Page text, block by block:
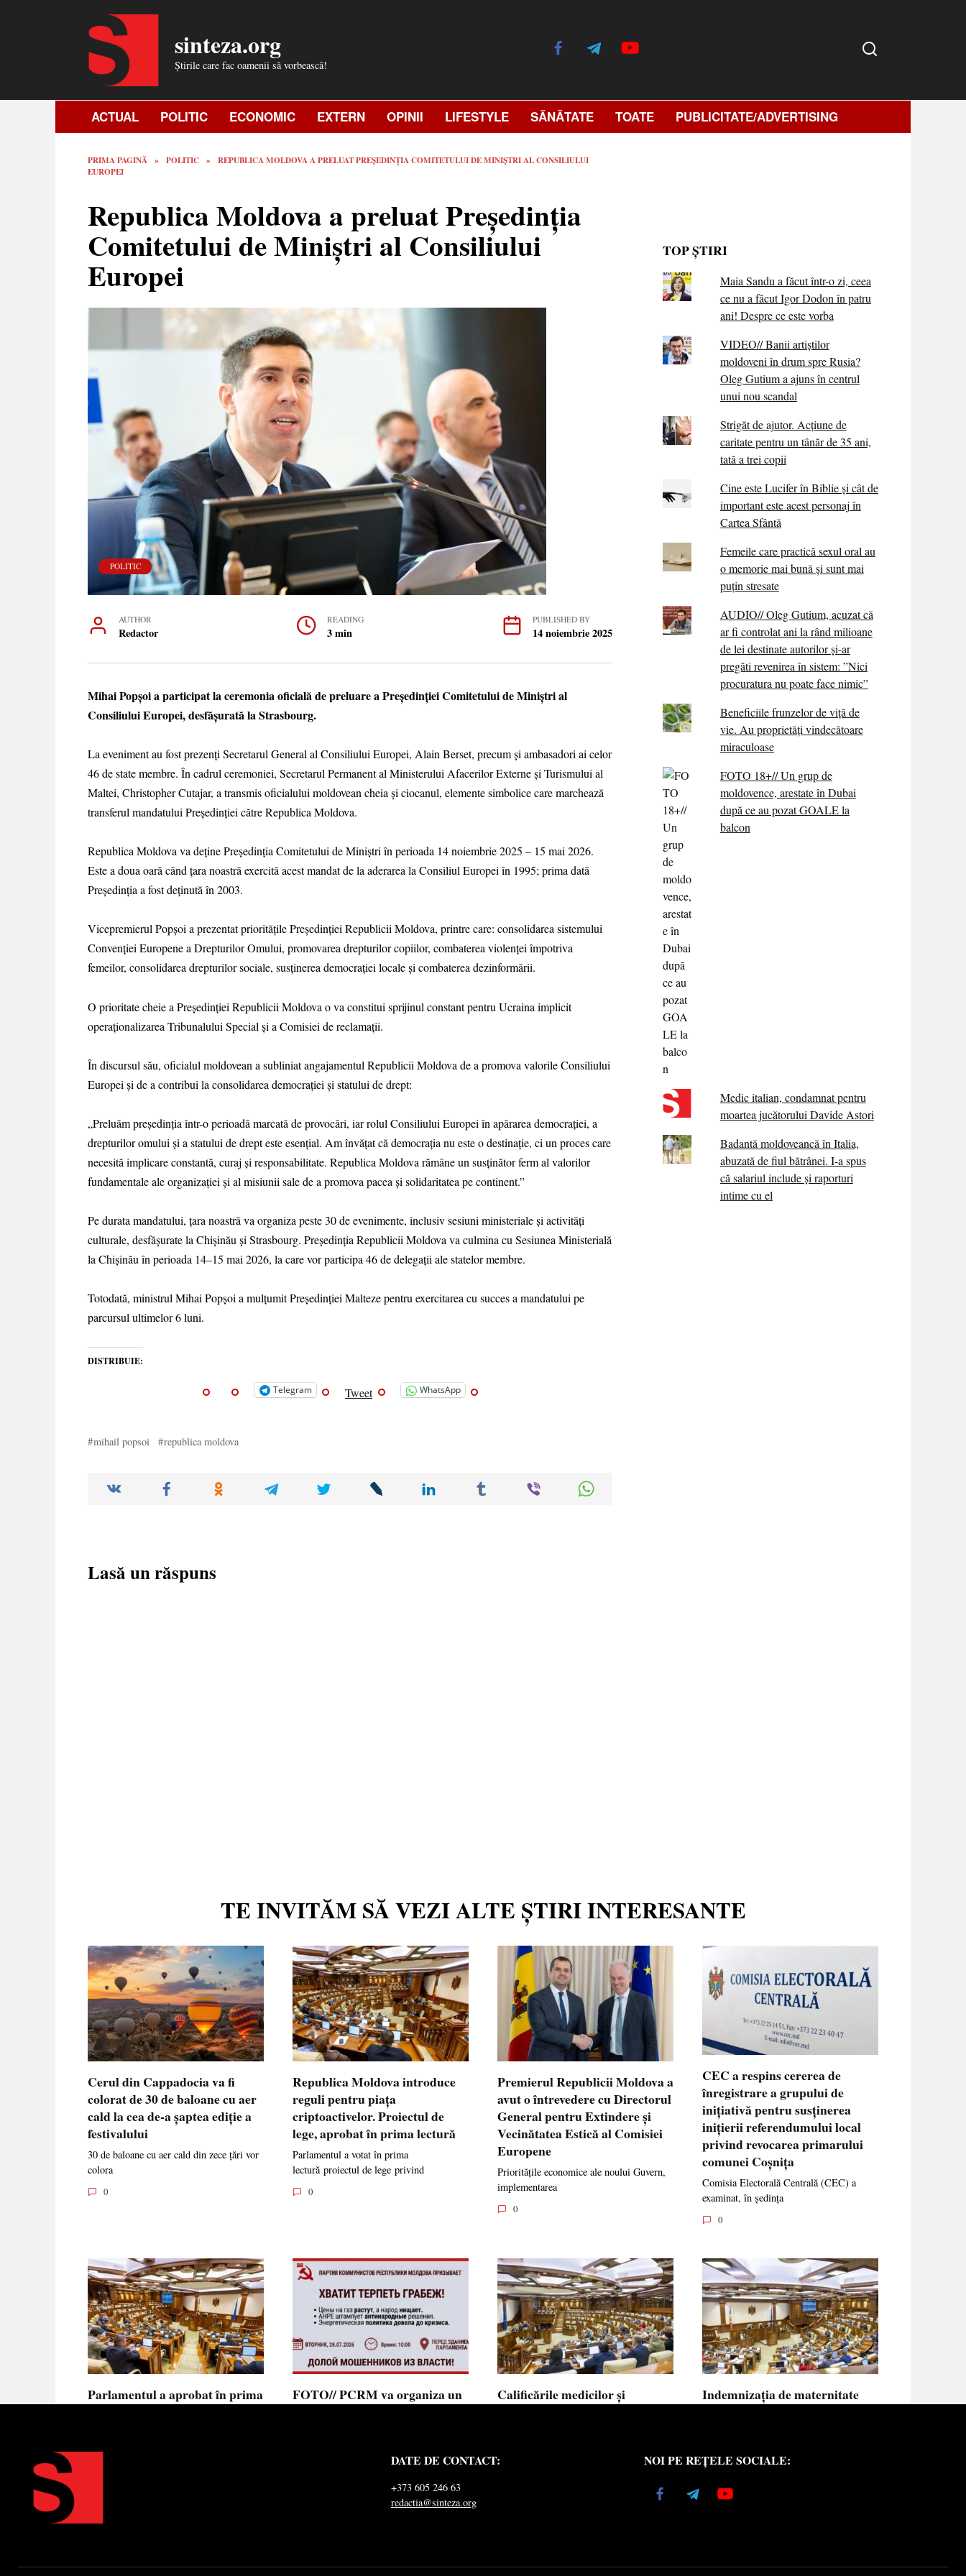
sinteza.org
Știrile care fac oamenii să vorbească!
ACTUAL POLITIC ECONOMIC EXTERN OPINII LIFESTYLE SĂNĂTATE TOATE PUBLICITATE/ADVERTISING
PRIMA PAGINĂ » POLITIC »
REPUBLICA MOLDOVA A PRELUAT PREȘEDINȚIA COMITETULUI DE MINIȘTRI AL CONSILIULUI
EUROPEI
Republica Moldova a preluat Președinția
Comitetului de Miniștri al Consiliului
Europei
POLITIC
AUTHOR
Redactor
READING
3 min
PUBLISHED BY
14 noiembrie 2025
Mihai Popșoi a participat la ceremonia oficială de preluare a Președinției Comitetului de Miniștri al
Consiliului Europei, desfășurată la Strasbourg.
La eveniment au fost prezenți Secretarul General al Consiliului Europei, Alain Berset, precum și ambasadori ai celor
46 de state membre. În cadrul ceremoniei, Secretarul Permanent al Ministerului Afacerilor Externe și Turismului al
Maltei, Christopher Cutajar, a transmis oficialului moldovean cheia și ciocanul, elemente simbolice care marchează
transferul mandatului Președinției către Republica Moldova.
Republica Moldova va deține Președinția Comitetului de Miniștri în perioada 14 noiembrie 2025 – 15 mai 2026.
Este a doua oară când țara noastră exercită acest mandat de la aderarea la Consiliul Europei în 1995; prima dată
Președinția a fost deținută în 2003.
Vicepremierul Popșoi a prezentat prioritățile Președinției Republicii Moldova, printre care: consolidarea sistemului
Convenției Europene a Drepturilor Omului, promovarea drepturilor copiilor, combaterea violenței împotriva
femeilor, consolidarea drepturilor sociale, susținerea democrației locale și combaterea dezinformării.
O prioritate cheie a Președinției Republicii Moldova o va constitui sprijinul constant pentru Ucraina implicit
operaționalizarea Tribunalului Special și a Comisiei de reclamații.
În discursul său, oficialul moldovean a subliniat angajamentul Republicii Moldova de a promova valorile Consiliului
Europei și de a contribui la consolidarea democrației și statului de drept:
„Preluăm președinția într-o perioadă marcată de provocări, iar rolul Consiliului Europei în apărarea democrației, a
drepturilor omului și a statului de drept este esențial. Am învățat că democrația nu este o destinație, ci un proces care
necesită implicare constantă, curaj și responsabilitate. Republica Moldova rămâne un susținător ferm al valorilor
fundamentale ale organizației și al misiunii sale de a promova pacea și solidaritatea pe continent.”
Pe durata mandatului, țara noastră va organiza peste 30 de evenimente, inclusiv sesiuni ministeriale și activități
culturale, desfășurate la Chișinău și Strasbourg. Președinția Republicii Moldova va culmina cu Sesiunea Ministerială
la Chișinău în perioada 14–15 mai 2026, la care vor participa 46 de delegații ale statelor membre.
Totodată, ministrul Mihai Popșoi a mulțumit Președinției Malteze pentru exercitarea cu succes a mandatului pe
parcursul ultimelor 6 luni.
DISTRIBUIE:
Telegram Tweet WhatsApp
mihail popsoi republica moldova
Lasă un răspuns
TOP ȘTIRI
Maia Sandu a făcut într-o zi, ceea
ce nu a făcut Igor Dodon în patru
ani! Despre ce este vorba
VIDEO// Banii artiștilor
moldoveni în drum spre Rusia?
Oleg Gutium a ajuns în centrul
unui nou scandal
Strigăt de ajutor. Acțiune de
caritate pentru un tânăr de 35 ani,
tată a trei copii
Cine este Lucifer în Biblie și cât de
important este acest personaj în
Cartea Sfântă
Femeile care practică sexul oral au
o memorie mai bună și sunt mai
puțin stresate
AUDIO// Oleg Gutium, acuzat că
ar fi controlat ani la rând milioane
de lei destinate autorilor și-ar
pregăti revenirea în sistem: ”Nici
procuratura nu poate face nimic”
Beneficiile frunzelor de viță de
vie. Au proprietăţi vindecătoare
miraculoase
FOTO 18+// Un grup de
moldovence, arestate în Dubai
după ce au pozat GOALE la
balcon
Medic italian, condamnat pentru
moartea jucătorului Davide Astori
Badantă moldoveancă în Italia,
abuzată de fiul bătrânei. I-a spus
că salariul include și raporturi
intime cu el
TE INVITĂM SĂ VEZI ALTE ȘTIRI INTERESANTE
Cerul din Cappadocia va fi
colorat de 30 de baloane cu aer
cald la cea de-a șaptea ediție a
festivalului
30 de baloane cu aer cald din zece țări vor
colora
0
Republica Moldova introduce
reguli pentru piața
criptoactivelor. Proiectul de
lege, aprobat în prima lectură
Parlamentul a votat în prima
lectură proiectul de lege privind
0
Premierul Republicii Moldova a
avut o întrevedere cu Directorul
General pentru Extindere și
Vecinătatea Estică al Comisiei
Europene
Prioritățile economice ale noului Guvern,
implementarea
0
CEC a respins cererea de
înregistrare a grupului de
inițiativă pentru susținerea
inițierii referendumului local
privind revocarea primarului
comunei Coșnița
Comisia Electorală Centrală (CEC) a
examinat, în ședința
0
Parlamentul a aprobat în prima
FOTO// PCRM va organiza un
Partidul Comuniștilor din Republica
Calificările medicilor și
Calificările profesionale obținute de medici
Indemnizația de maternitate
copilului
Indemnizația de maternitate pentru femeile
necăsătorite
DATE DE CONTACT:
+373 605 246 63
redactia@sinteza.org
NOI PE REȚELE SOCIALE: